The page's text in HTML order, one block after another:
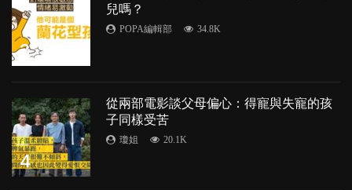
3
兒嗎？
POPA編輯部 34.8K
4
從兩部電影談父母偏心：得寵與失寵的孩
子同樣受苦
瓊姐 20.1K